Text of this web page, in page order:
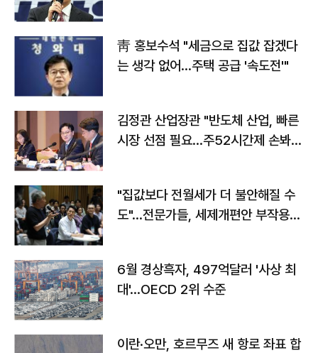
靑 홍보수석 "세금으로 집값 잡겠다
는 생각 없어…주택 공급 '속도전'"
김정관 산업장관 "반도체 산업, 빠른
시장 선점 필요…주52시간제 손봐
"집값보다 전월세가 더 불안해질 수
도"…전문가들, 세제개편안 부작용
6월 경상흑자, 497억달러 '사상 최
대'…OECD 2위 수준
이란·오만, 호르무즈 새 항로 좌표 합